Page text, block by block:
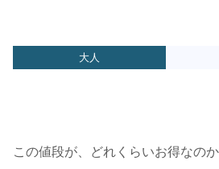
大人
この値段が、どれくらいお得なの